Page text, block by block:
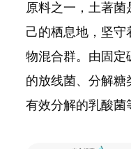
原料之一，土著菌
己的栖息地，坚守
物混合群。由固定
的放线菌、分解
有效分解的乳酸菌